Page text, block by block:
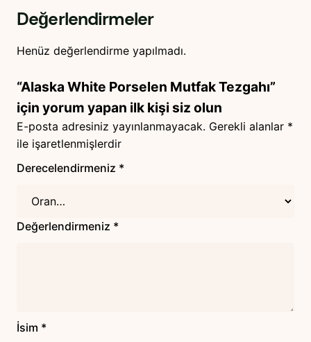
Değerlendirmeler
Henüz değerlendirme yapılmadı.
“Alaska White Porselen Mutfak Tezgahı”
için yorum yapan ilk kişi siz olun
E-posta adresiniz yayınlanmayacak. Gerekli alanlar *
ile işaretlenmişlerdir
Derecelendirmeniz *
Değerlendirmeniz *
İsim *